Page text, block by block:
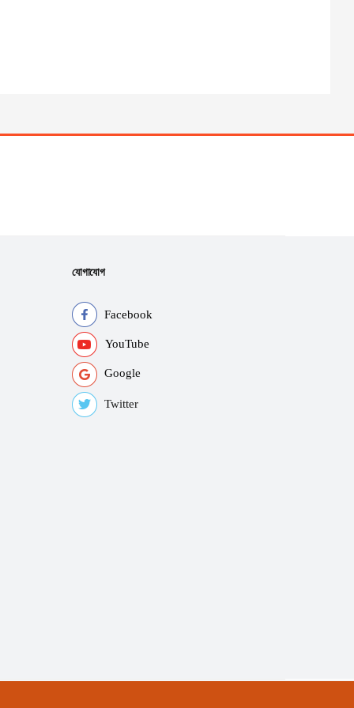
যোগাযোগ
Facebook
YouTube
Google
Twitter